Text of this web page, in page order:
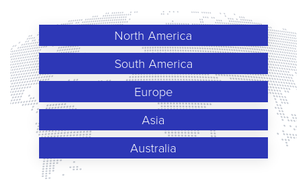
North America
South America
Europe
Asia
Australia